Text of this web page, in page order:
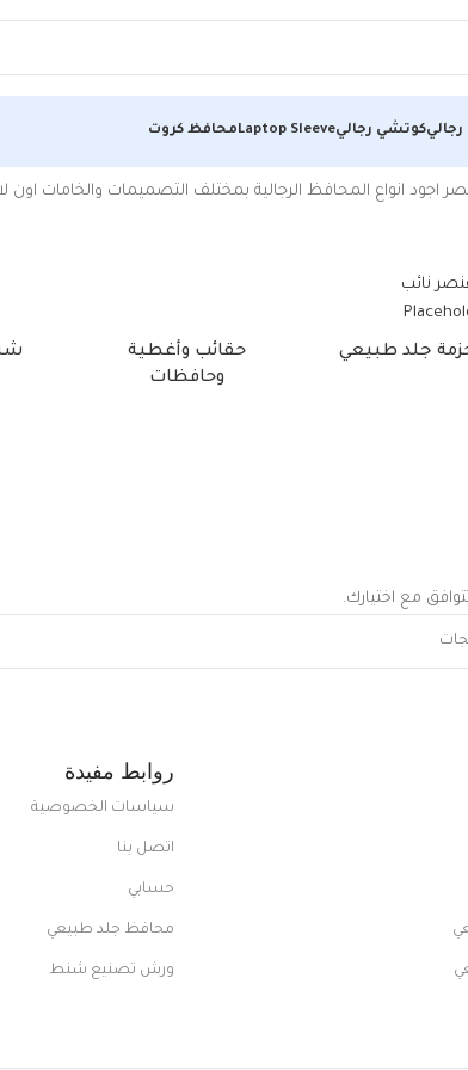
كوتشي رجاليLaptop Sleeveمحافظ كروت
اجود انواع المحافظ الرجالية بمختلف التصميمات والخامات
جلد طبيعي
حقائب وأغطية
وحافظات
مع اختيارك.
روابط مفيدة
سياسات الخصوصية
اتصل بنا
حسابي
محافظ جلد طبيعي
ورش تصنيع شنط